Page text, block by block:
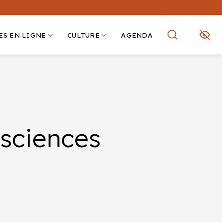
EN LIGNE CULTURE AGENDA